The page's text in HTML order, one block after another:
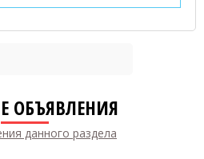
ОБЪЯВЛЕНИЯ
данного раздела